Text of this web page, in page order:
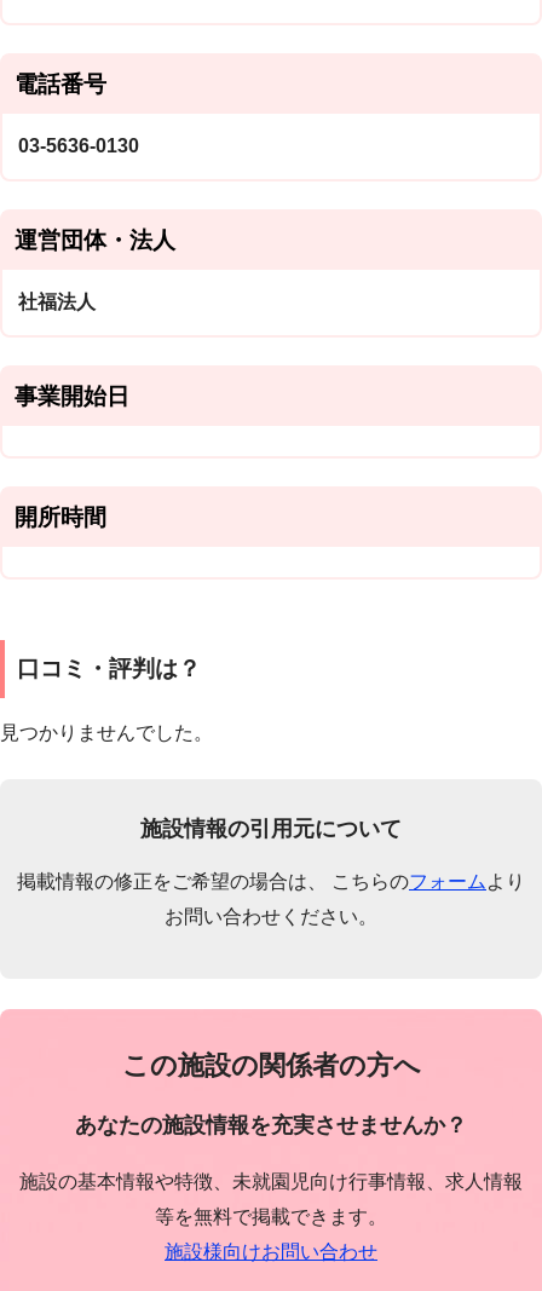
電話番号
03-5636-0130
運営団体・法人
社福法人
事業開始日
開所時間
口コミ・評判は？
見つかりませんでした。
施設情報の引用元について
掲載情報の修正をご希望の場合は、 こちらのフォーム より
お問い合わせください。
この施設の関係者の方へ
あなたの施設情報を充実させませんか？
施設の基本情報や特徴、未就園児向け行事情報、求人情報
等を無料で掲載できます。
施設様向けお問い合わせ